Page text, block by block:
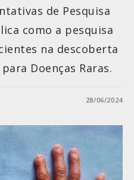
de Pesquisa
como a pesquisa
na descoberta
Doenças Raras.
28/06/2024